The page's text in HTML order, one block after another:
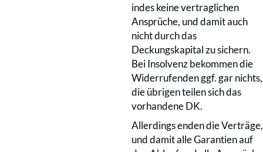
indes keine vertraglichen
Ansprüche, und damit auch
nicht durch das
Deckungskapital zu sichern.
Bei Insolvenz bekommen die
Widerrufenden ggf. gar nichts,
die übrigen teilen sich das
vorhandene DK.
Allerdings enden die Verträge,
und damit alle Garantien auf